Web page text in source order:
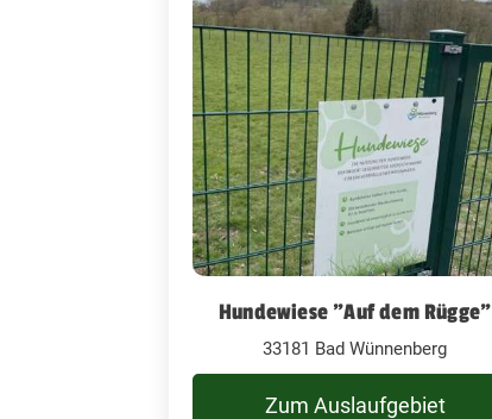
Hundewiese "Auf dem Rügge"
33181 Bad Wünnenberg
Zum Auslaufgebiet